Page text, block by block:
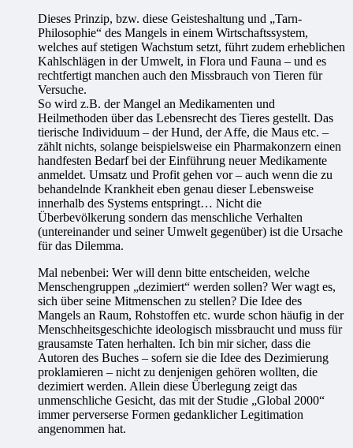
Dieses Prinzip, bzw. diese Geisteshaltung und „Tarn-
Philosophie“ des Mangels in einem Wirtschaftssystem,
welches auf stetigen Wachstum setzt, führt zudem erheblichen
Kahlschlägen in der Umwelt, in Flora und Fauna – und es
rechtfertigt manchen auch den Missbrauch von Tieren für
Versuche.
So wird z.B. der Mangel an Medikamenten und
Heilmethoden über das Lebensrecht des Tieres gestellt. Das
tierische Individuum – der Hund, der Affe, die Maus etc. –
zählt nichts, solange beispielsweise ein Pharmakonzern einen
handfesten Bedarf bei der Einführung neuer Medikamente
anmeldet. Umsatz und Profit gehen vor – auch wenn die zu
behandelnde Krankheit eben genau dieser Lebensweise
innerhalb des Systems entspringt… Nicht die
Überbevölkerung sondern das menschliche Verhalten
(untereinander und seiner Umwelt gegenüber) ist die Ursache
für das Dilemma.
Mal nebenbei: Wer will denn bitte entscheiden, welche
Menschengruppen „dezimiert“ werden sollen? Wer wagt es,
sich über seine Mitmenschen zu stellen? Die Idee des
Mangels an Raum, Rohstoffen etc. wurde schon häufig in der
Menschheitsgeschichte ideologisch missbraucht und muss für
grausamste Taten herhalten. Ich bin mir sicher, dass die
Autoren des Buches – sofern sie die Idee des Dezimierung
proklamieren – nicht zu denjenigen gehören wollten, die
dezimiert werden. Allein diese Überlegung zeigt das
unmenschliche Gesicht, das mit der Studie „Global 2000“
immer perverserse Formen gedanklicher Legitimation
angenommen hat.